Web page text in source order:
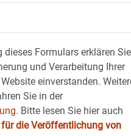
dieses Formulars erklären Sie
und Verarbeitung Ihrer
einverstanden.
Sie in der
Bitte lesen Sie hier auch
die Veröffentlichung von